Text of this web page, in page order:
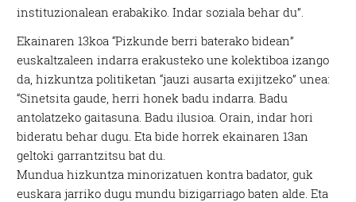
instituzionalean erabakiko. Indar soziala behar du”.
Ekainaren 13koa “Pizkunde berri baterako bidean”
euskaltzaleen indarra erakusteko une kolektiboa izango
da, hizkuntza politiketan “jauzi ausarta exijitzeko” unea:
“Sinetsita gaude, herri honek badu indarra. Badu
antolatzeko gaitasuna. Badu ilusioa. Orain, indar hori
bideratu behar dugu. Eta bide horrek ekainaren 13an
geltoki garrantzitsu bat du.
Mundua hizkuntza minorizatuen kontra badator, guk
euskara jarriko dugu mundu bizigarriago baten alde. Eta